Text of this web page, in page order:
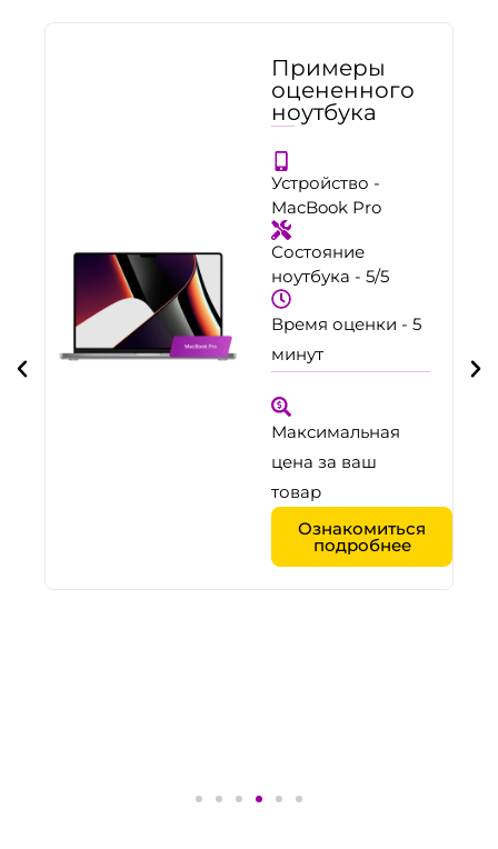
Примеры
оцененного
ноутбука
Устройство -
MacBook Pro
Состояние
ноутбука - 5/5
Время оценки - 5
минут
Максимальная
цена за ваш
товар
Ознакомиться
подробнее